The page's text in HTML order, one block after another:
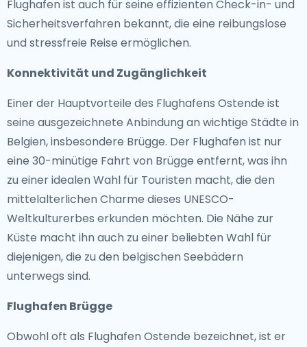
Flughafen ist auch für seine effizienten Check-in- und
Sicherheitsverfahren bekannt, die eine reibungslose
und stressfreie Reise ermöglichen.
Konnektivität und Zugänglichkeit
Einer der Hauptvorteile des Flughafens Ostende ist
seine ausgezeichnete Anbindung an wichtige Städte in
Belgien, insbesondere Brügge. Der Flughafen ist nur
eine 30-minütige Fahrt von Brügge entfernt, was ihn
zu einer idealen Wahl für Touristen macht, die den
mittelalterlichen Charme dieses UNESCO-
Weltkulturerbes erkunden möchten. Die Nähe zur
Küste macht ihn auch zu einer beliebten Wahl für
diejenigen, die zu den belgischen Seebädern
unterwegs sind.
Flughafen Brügge
Obwohl oft als Flughafen Ostende bezeichnet, ist er